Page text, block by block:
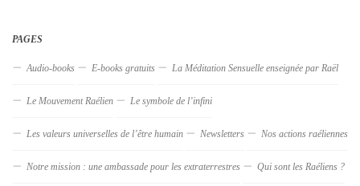
PAGES
Audio-books E-books gratuits La Méditation Sensuelle enseignée par Raël
Le Mouvement Raélien Le symbole de l’infini
Les valeurs universelles de l’être humain Newsletters Nos actions raéliennes
Notre mission : une ambassade pour les extraterrestres Qui sont les Raéliens ?